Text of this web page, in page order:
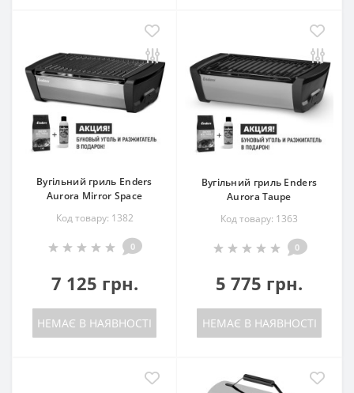
Вугільний гриль Enders
Aurora Mirror Space
Код товару: 1382
0
7 125 грн.
НЕМАЄ В НАЯВНОСТІ
Вугільний гриль Enders
Aurora Taupe
Код товару: 1363
0
5 775 грн.
НЕМАЄ В НАЯВНОСТІ